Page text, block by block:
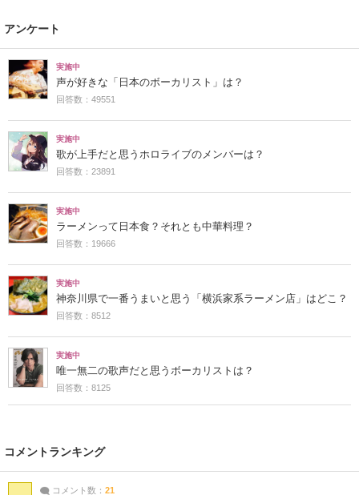
アンケート
実施中
声が好きな「日本のボーカリスト」は？
回答数：49551
実施中
歌が上手だと思うホロライブのメンバーは？
回答数：23891
実施中
ラーメンって日本食？それとも中華料理？
回答数：19666
実施中
神奈川県で一番うまいと思う「横浜家系ラーメン店」はどこ？
回答数：8512
実施中
唯一無二の歌声だと思うボーカリストは？
回答数：8125
コメントランキング
コメント数： 21